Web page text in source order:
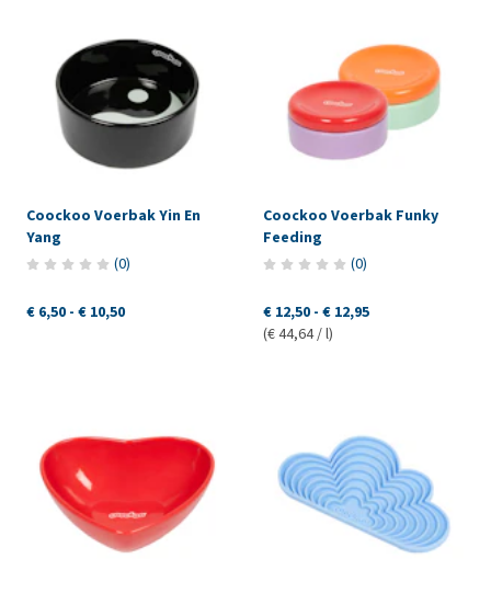
Coockoo Voerbak Yin En
Yang
(0)
€ 6,50 - € 10,50
Coockoo Voerbak Funky
Feeding
(0)
€ 12,50 - € 12,95
(€ 44,64 / l)